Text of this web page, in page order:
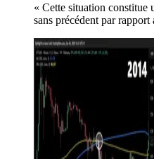
« Cette situation constitue
sans précédent par rapport